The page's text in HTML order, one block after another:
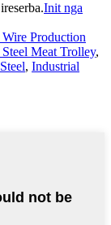
Init nga
Production
Steel Meat Trolley,
, Industrial